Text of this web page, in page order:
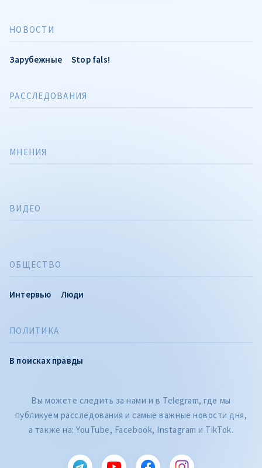
НОВОСТИ
Зарубежные Stop fals!
ПОЛИТИКА
В поисках правды
РАССЛЕДОВАНИЯ
ОБЩЕСТВО
Интервью Люди
МНЕНИЯ
ВИДЕО
Вы можете следить за нами и в Telegram, где мы
публикуем расследования и самые важные новости дня,
а также на: YouTube, Facebook, Instagram и TikTok.